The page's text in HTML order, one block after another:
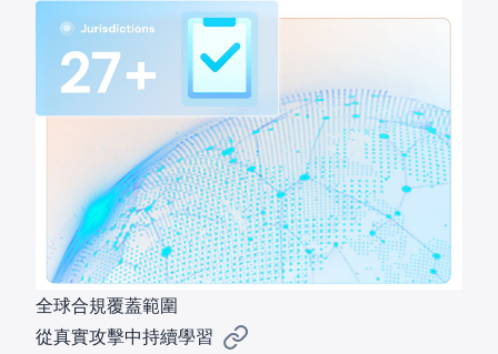
全球合規覆蓋範圍
從真實攻擊中持續學習